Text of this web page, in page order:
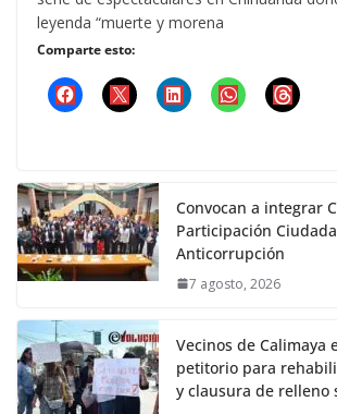
leyenda “muerte y morena
Comparte esto:
Convocan a integrar
Participación
Anticorrupción
7 agosto, 2026
Vecinos de Calimaya
petitorio para
y clausura de relleno